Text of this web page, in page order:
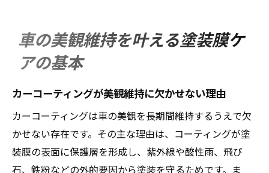
車の美観維持を叶える塗装膜ケ
アの基本
カーコーティングが美観維持に欠かせない理由
カーコーティングは車の美観を長期間維持するうえで欠
かせない存在です。その主な理由は、コーティングが塗
装膜の表面に保護層を形成し、紫外線や酸性雨、飛び
石、鉄粉などの外的要因から塗装を守るためです。ま